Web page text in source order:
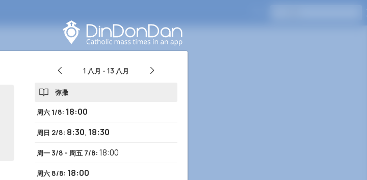
1 八月 - 13 八月
弥撒
周六 1/8: 18:00
周日 2/8: 8:30, 18:30
周一 3/8 - 周五 7/8: 18:00
周六 8/8: 18:00